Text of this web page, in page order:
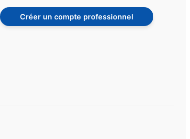
Créer un compte professionnel